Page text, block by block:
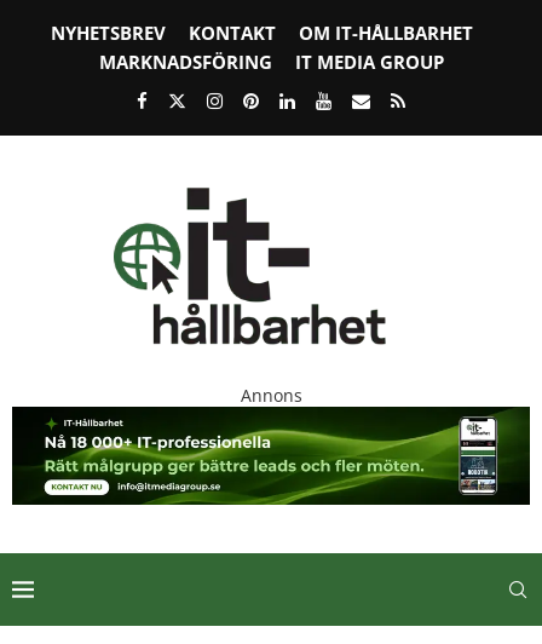
NYHETSBREV KONTAKT
OM IT-HÅLLBARHET
MARKNADSFÖRING
IT MEDIA GROUP
Annons